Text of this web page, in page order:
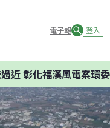
電子報 登入
化福漢風電案環委建議